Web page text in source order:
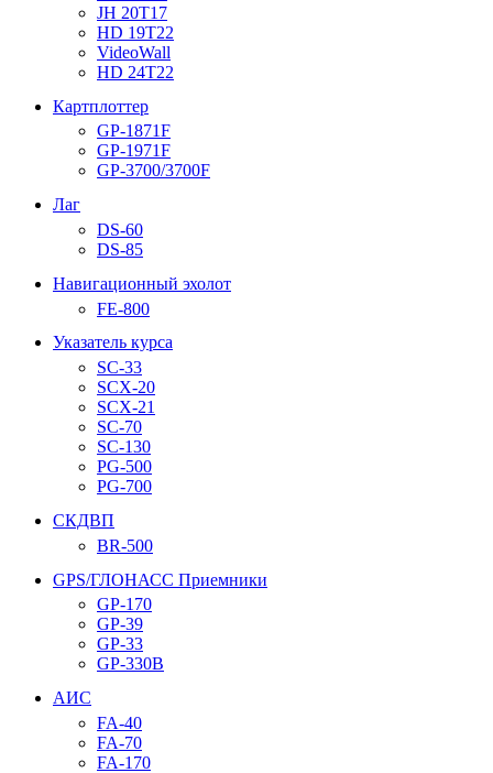
JH 20T17
HD 19T22
VideoWall
HD 24T22
Картплоттер
GP-1871F
GP-1971F
GP-3700/3700F
Лаг
DS-60
DS-85
Навигационный эхолот
FE-800
Указатель курса
SC-33
SCX-20
SCX-21
SC-70
SC-130
PG-500
PG-700
СКДВП
BR-500
GPS/ГЛОНАСС Приемники
GP-170
GP-39
GP-33
GP-330B
АИС
FA-40
FA-70
FA-170